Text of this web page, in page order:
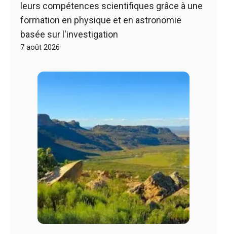
leurs compétences scientifiques grâce à une
formation en physique et en astronomie
basée sur l'investigation
7 août 2026